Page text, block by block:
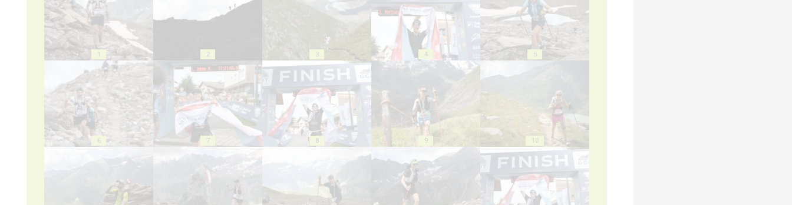
1 2 3 4 5
6 7 8 9 10